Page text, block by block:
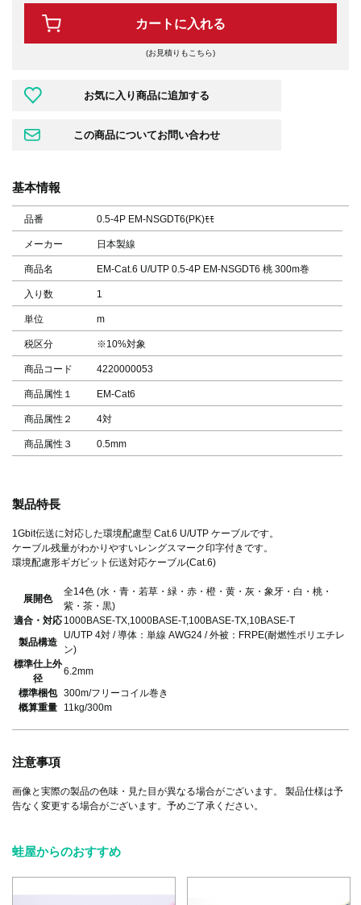
カートに入れる
(お見積りもこちら)
基本情報
品番 0.5-4P EM-NSGDT6(PK)ﾓﾓ
メーカー 日本製線
商品名 EM-Cat.6 U/UTP 0.5-4P EM-NSGDT6 桃 300m巻
入り数 1
単位 m
税区分 ※10%対象
商品コード 4220000053
商品属性１ EM-Cat6
商品属性２ 4対
商品属性３ 0.5mm
製品特長
1Gbit伝送に対応した環境配慮型 Cat.6 U/UTP ケーブルです。
ケーブル残量がわかりやすいレングスマーク印字付きです。
環境配慮形ギガビット伝送対応ケーブル(Cat.6)
展開色
全14色 (水・青・若草・緑・赤・橙・黄・灰・象牙・白・桃・
紫・茶・黒)
適合・対応 1000BASE-TX,1000BASE-T,100BASE-TX,10BASE-T
製品構造
U/UTP 4対 / 導体：単線 AWG24 / 外被：FRPE(耐燃性ポリエチレ
ン)
標準仕上外
径
6.2mm
標準梱包 300m/フリーコイル巻き
概算重量
11kg/300m
注意事項
画像と実際の製品の色味・見た目が異なる場合がございます。 製品仕様は予
告なく変更する場合がございます。予めご了承ください。
蛙屋からのおすすめ